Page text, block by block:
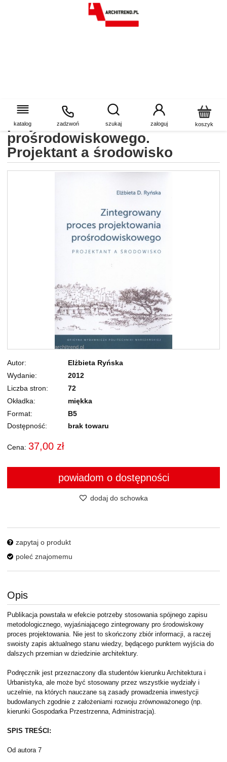
katalog zadzwoń szukaj zaloguj koszyk
Zintegrowany proces
projektowania
prośrodowiskowego.
Projektant a środowisko
Autor
Elżbieta Ryńska
Wydanie
2012
Liczba stron
72
Okładka
miękka
Format
B5
Dostępność:
brak towaru
Cena: 37,00 zł
powiadom o dostępności
dodaj do schowka
zapytaj o produkt
poleć znajomemu
Opis
Publikacja powstała w efekcie potrzeby stosowania spójnego zapisu
metodologicznego, wyjaśniającego zintegrowany pro środowiskowy
proces projektowania. Nie jest to skończony zbiór informacji, a raczej
swoisty zapis aktualnego stanu wiedzy, będącego punktem wyjścia do
dalszych przemian w dziedzinie architektury.
Podręcznik jest przeznaczony dla studentów kierunku Architektura i
Urbanistyka, ale może być stosowany przez wszystkie wydziały i
uczelnie, na których nauczane są zasady prowadzenia inwestycji
budowlanych zgodnie z założeniami rozwoju zrównoważonego (np.
kierunki Gospodarka Przestrzenna, Administracja).
SPIS TREŚCI:
Od autora 7